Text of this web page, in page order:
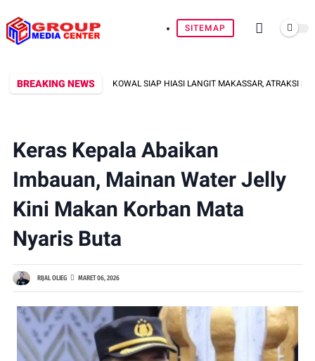
SITEMAP
BREAKING NEWS
DAN SRIKANDI KOWAL SIAP HIASI LANGIT MAKASSAR, ATRAKSI
Keras Kepala Abaikan
Imbauan, Mainan Water Jelly
Kini Makan Korban Mata
Nyaris Buta
RIJAL OLIEG MARET 06, 2026